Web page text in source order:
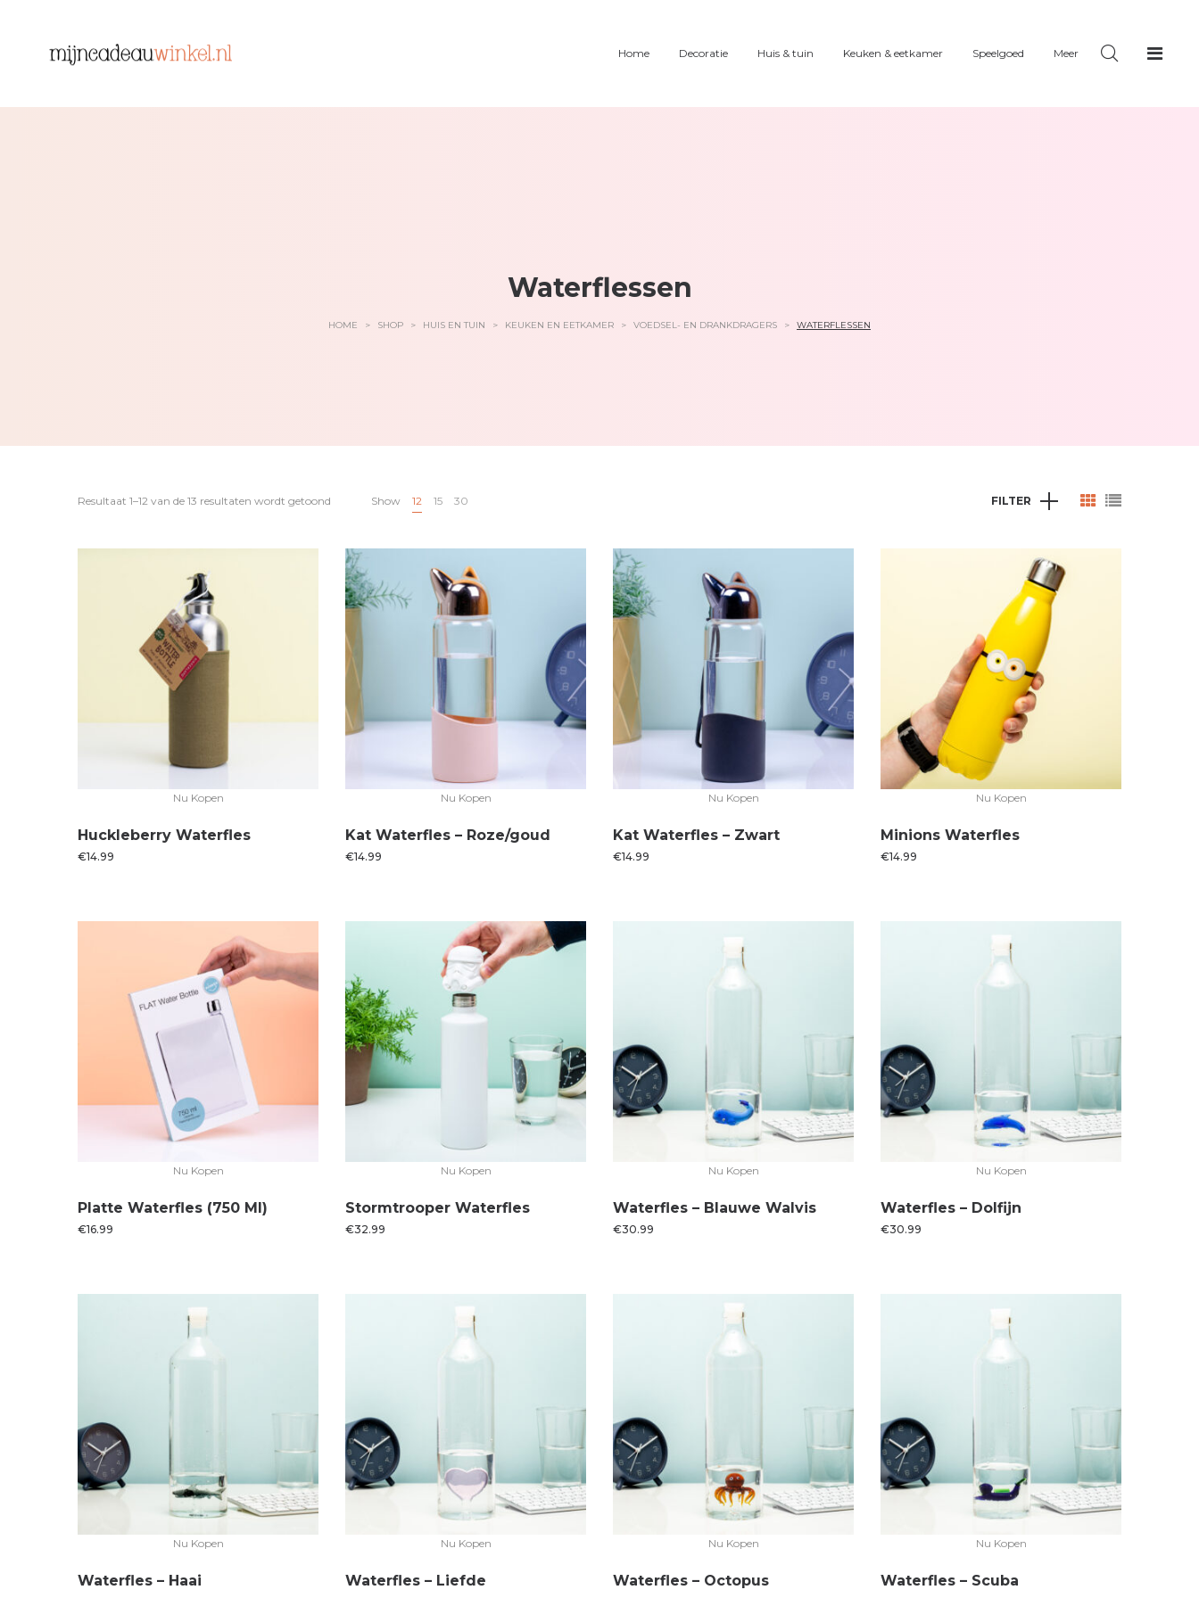
Home Decoratie Huis & tuin Keuken & eetkamer Speelgoed Meer
Waterflessen
HOME > SHOP > HUIS EN TUIN > KEUKEN EN EETKAMER > VOEDSEL- EN DRANKDRAGERS > WATERFLESSEN
Resultaat 1–12 van de 13 resultaten wordt getoond Show 12 15 30 FILTER
Nu Kopen
Huckleberry Waterfles
€14.99
Nu Kopen
Kat Waterfles – Roze/goud
€14.99
Nu Kopen
Kat Waterfles – Zwart
€14.99
Nu Kopen
Minions Waterfles
€14.99
Nu Kopen
Platte Waterfles (750 Ml)
€16.99
Nu Kopen
Stormtrooper Waterfles
€32.99
Nu Kopen
Waterfles – Blauwe Walvis
€30.99
Nu Kopen
Waterfles – Dolfijn
€30.99
Nu Kopen
Waterfles – Haai
Nu Kopen
Waterfles – Liefde
Nu Kopen
Waterfles – Octopus
Nu Kopen
Waterfles – Scuba